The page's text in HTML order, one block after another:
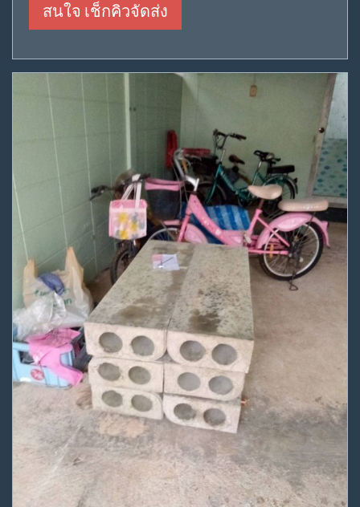
สนใจ เช็กคิวจัดส่ง